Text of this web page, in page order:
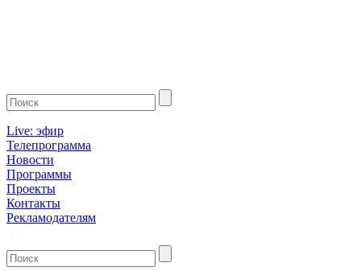
Live: эфир
Телепрограмма
Новости
Программы
Проекты
Контакты
Рекламодателям